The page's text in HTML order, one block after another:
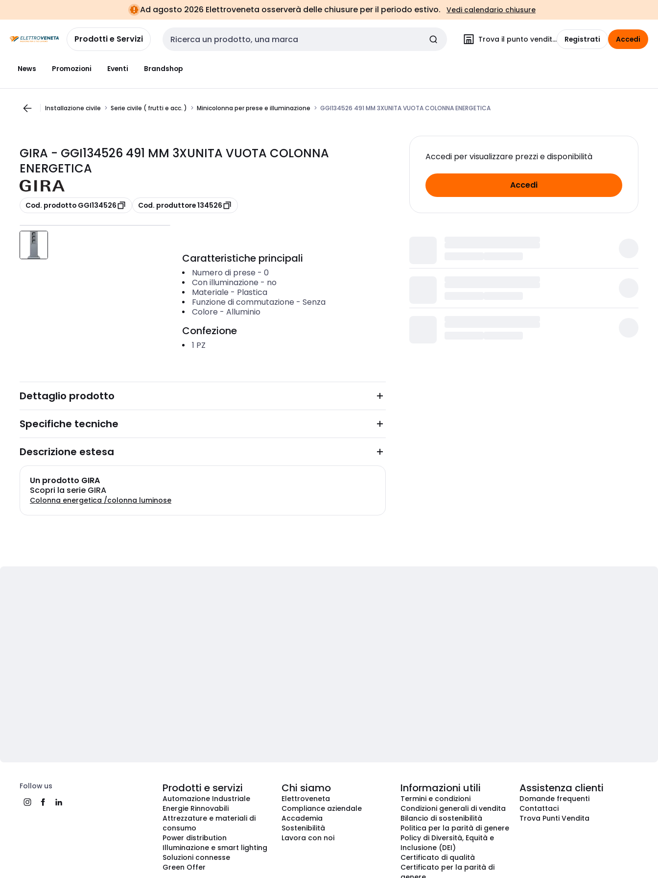
navigazionealla
pagina
Ad agosto 2026 Elettroveneta osserverà delle chiusure per il periodo estivo. Vedi calendario chiusure
Prodotti e Servizi Cerca input Trova il punto vendita Registrati Accedi
News Promozioni Eventi Brandshop
Installazione civile Serie civile ( frutti e acc. ) Minicolonna per prese e illuminazione GGI134526 491 MM 3XUNITA VUOTA COLONNA ENERGETICA
GIRA - GGI134526 491 MM 3XUNITA VUOTA COLONNA
ENERGETICA
copia
Cod. prodotto GGI134526 copia
Cod. produttore 134526
Accedi per visualizzare prezzi e disponibilità
Accedi
Caratteristiche principali
Numero di prese - 0
Con illuminazione - no
Materiale - Plastica
Funzione di commutazione - Senza
Colore - Alluminio
Confezione
1 PZ
Dettaglio prodotto
Specifiche tecniche
Descrizione estesa
Un prodotto GIRA
Scopri la serie GIRA
Colonna energetica /colonna luminose
Follow us Prodotti e servizi
Automazione Industriale
Energie Rinnovabili
Attrezzature e materiali di
consumo
Power distribution
Illuminazione e smart lighting
Soluzioni connesse
Green Offer
Chi siamo
Elettroveneta
Compliance aziendale
Accademia
Sostenibilità
Lavora con noi
Informazioni utili
Termini e condizioni
Condizioni generali di vendita
Bilancio di sostenibilità
Politica per la parità di genere
Policy di Diversità, Equità e
Inclusione (DEI)
Certificato di qualità
Certificato per la parità di
Assistenza clienti
Domande frequenti
Contattaci
Trova Punti Vendita